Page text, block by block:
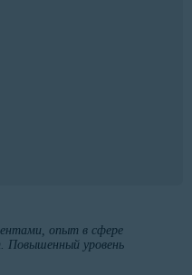
опыт в сфере
Повышенный уровень